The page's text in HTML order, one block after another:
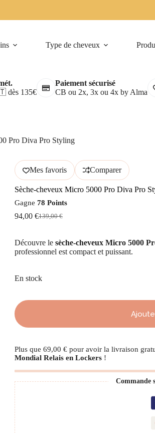
Type de cheveux
135€
Paiement sécurisé
CB ou 2x, 3x ou 4x by Alma
Pro Diva Pro Styling
Mes favoris Comparer
Sèche-cheveux Micro 5000 Pro Diva Pro
Gagne 78 Points
139,00€
Le
initial
était :
139,00 €.
94,00 €Le
actuel
est :
94,00 €.
Découvre le sèche-cheveux Micro 5000
professionnel est compact et puissant.
En stock
Plus que 69,00 €pour avoir la livraison
Mondial Relais en Lockers!
Commande